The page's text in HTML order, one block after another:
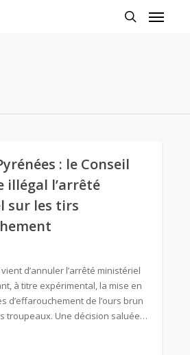
: le Conseil
illégal l’arrêté
sur les tirs
vient d’annuler l’arrêté ministériel
à titre expérimental, la mise en
d’effarouchement de l’ours brun
troupeaux. Une décision saluée…